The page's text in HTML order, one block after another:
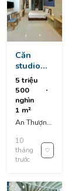
Căn
studio
đẹp,
thoáng_an
thượng
26, ngũ
hành sơn
5 triệu
500
nghìn
1 m²
An Thượng
Ngũ Hành
Sơn, Da
Nang,
10
tháng
trước